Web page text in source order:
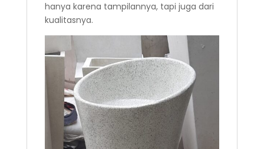
hanya karena tampilannya, tapi juga dari
kualitasnya.